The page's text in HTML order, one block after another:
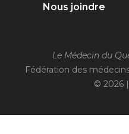
Nous joindre
Le Médecin du
Fédération des
© 2026 |